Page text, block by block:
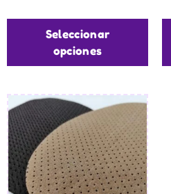
Seleccionar
opciones